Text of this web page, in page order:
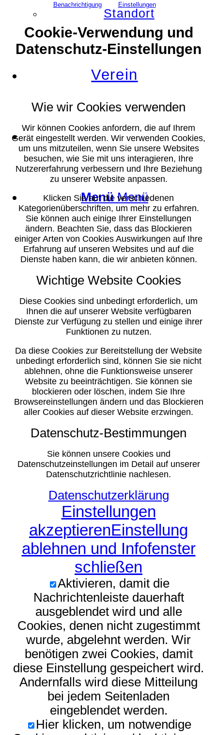
Standort
Verein
Suche
Menü Menü
Benachrichtigung
Einstellungen
Cookie-Verwendung und
Datenschutz-Einstellungen
Wie wir Cookies verwenden
Wir können Cookies anfordern, die auf Ihrem
Gerät eingestellt werden. Wir verwenden Cookies,
um uns mitzuteilen, wenn Sie unsere Websites
besuchen, wie Sie mit uns interagieren, Ihre
Nutzererfahrung verbessern und Ihre Beziehung
zu unserer Website anpassen.
Klicken Sie auf die verschiedenen
Kategorienüberschriften, um mehr zu erfahren.
Sie können auch einige Ihrer Einstellungen
ändern. Beachten Sie, dass das Blockieren
einiger Arten von Cookies Auswirkungen auf Ihre
Erfahrung auf unseren Websites und auf die
Dienste haben kann, die wir anbieten können.
Wichtige Website Cookies
Diese Cookies sind unbedingt erforderlich, um
Ihnen die auf unserer Website verfügbaren
Dienste zur Verfügung zu stellen und einige ihrer
Funktionen zu nutzen.
Da diese Cookies zur Bereitstellung der Website
unbedingt erforderlich sind, können Sie sie nicht
ablehnen, ohne die Funktionsweise unserer
Website zu beeinträchtigen. Sie können sie
blockieren oder löschen, indem Sie Ihre
Browsereinstellungen ändern und das Blockieren
aller Cookies auf dieser Website erzwingen.
Datenschutz-Bestimmungen
Sie können unsere Cookies und
Datenschutzeinstellungen im Detail auf unserer
Datenschutzrichtlinie nachlesen.
Datenschutzerklärung
Einstellungen
akzeptierenEinstellung
ablehnen und Infofenster
schließen
Aktivieren, damit die
Nachrichtenleiste dauerhaft
ausgeblendet wird und alle
Cookies, denen nicht zugestimmt
wurde, abgelehnt werden. Wir
benötigen zwei Cookies, damit
diese Einstellung gespeichert wird.
Andernfalls wird diese Mitteilung
bei jedem Seitenladen
eingeblendet werden.
Hier klicken, um notwendige